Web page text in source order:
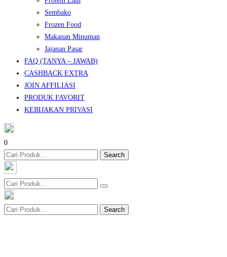
Sembako
Frozen Food
Makanan Minuman
Jajanan Pasar
FAQ (TANYA – JAWAB)
CASHBACK EXTRA
JOIN AFFILIASI
PRODUK FAVORIT
KEBIJAKAN PRIVASI
0
Search
Search